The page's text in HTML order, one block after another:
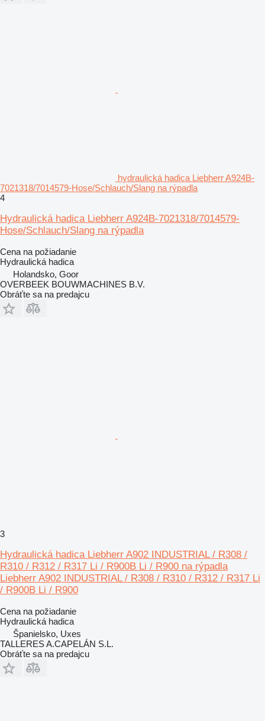
hydraulická hadica Liebherr A924B-
7021318/7014579-Hose/Schlauch/Slang na rýpadla
4
Hydraulická hadica Liebherr A924B-7021318/7014579-
Hose/Schlauch/Slang na rýpadla
Cena na požiadanie
Hydraulická hadica
Holandsko, Goor
OVERBEEK BOUWMACHINES B.V.
Obráťte sa na predajcu
3
Hydraulická hadica Liebherr A902 INDUSTRIAL / R308 /
R310 / R312 / R317 Li / R900B Li / R900 na rýpadla
Liebherr A902 INDUSTRIAL / R308 / R310 / R312 / R317 Li
/ R900B Li / R900
Cena na požiadanie
Hydraulická hadica
Španielsko, Uxes
TALLERES A.CAPELÁN S.L.
Obráťte sa na predajcu